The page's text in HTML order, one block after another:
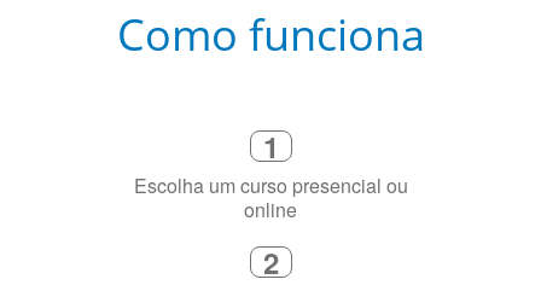
1
Escolha um curso presencial ou
online